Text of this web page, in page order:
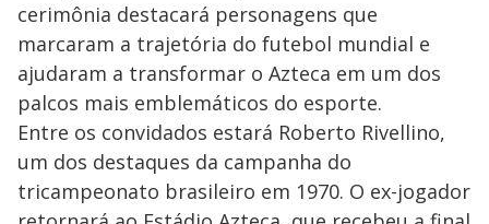
cerimônia destacará personagens que
marcaram a trajetória do futebol mundial e
ajudaram a transformar o Azteca em um dos
palcos mais emblemáticos do esporte.
Entre os convidados estará Roberto Rivellino,
um dos destaques da campanha do
tricampeonato brasileiro em 1970. O ex-jogador